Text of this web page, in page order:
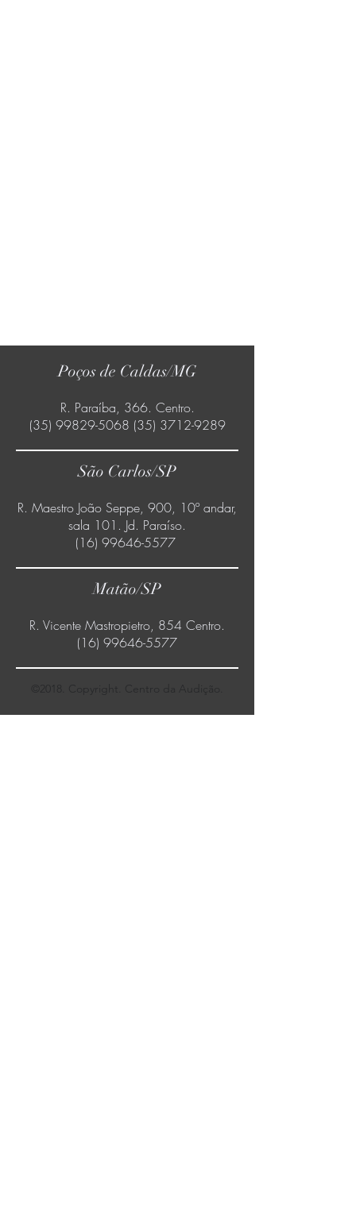
Poços de Caldas/MG
R. Paraíba, 366. Centro.
(35) 99829-5068 (35) 3712-9289
São Carlos/SP
R. Maestro João Seppe, 900, 10º andar,
sala 101. Jd. Paraíso.
(16) 99646-5577
Matão/SP
R. Vicente Mastropietro, 854 Centro.
(16) 99646-5577
©2018. Copyright. Centro da Audição.